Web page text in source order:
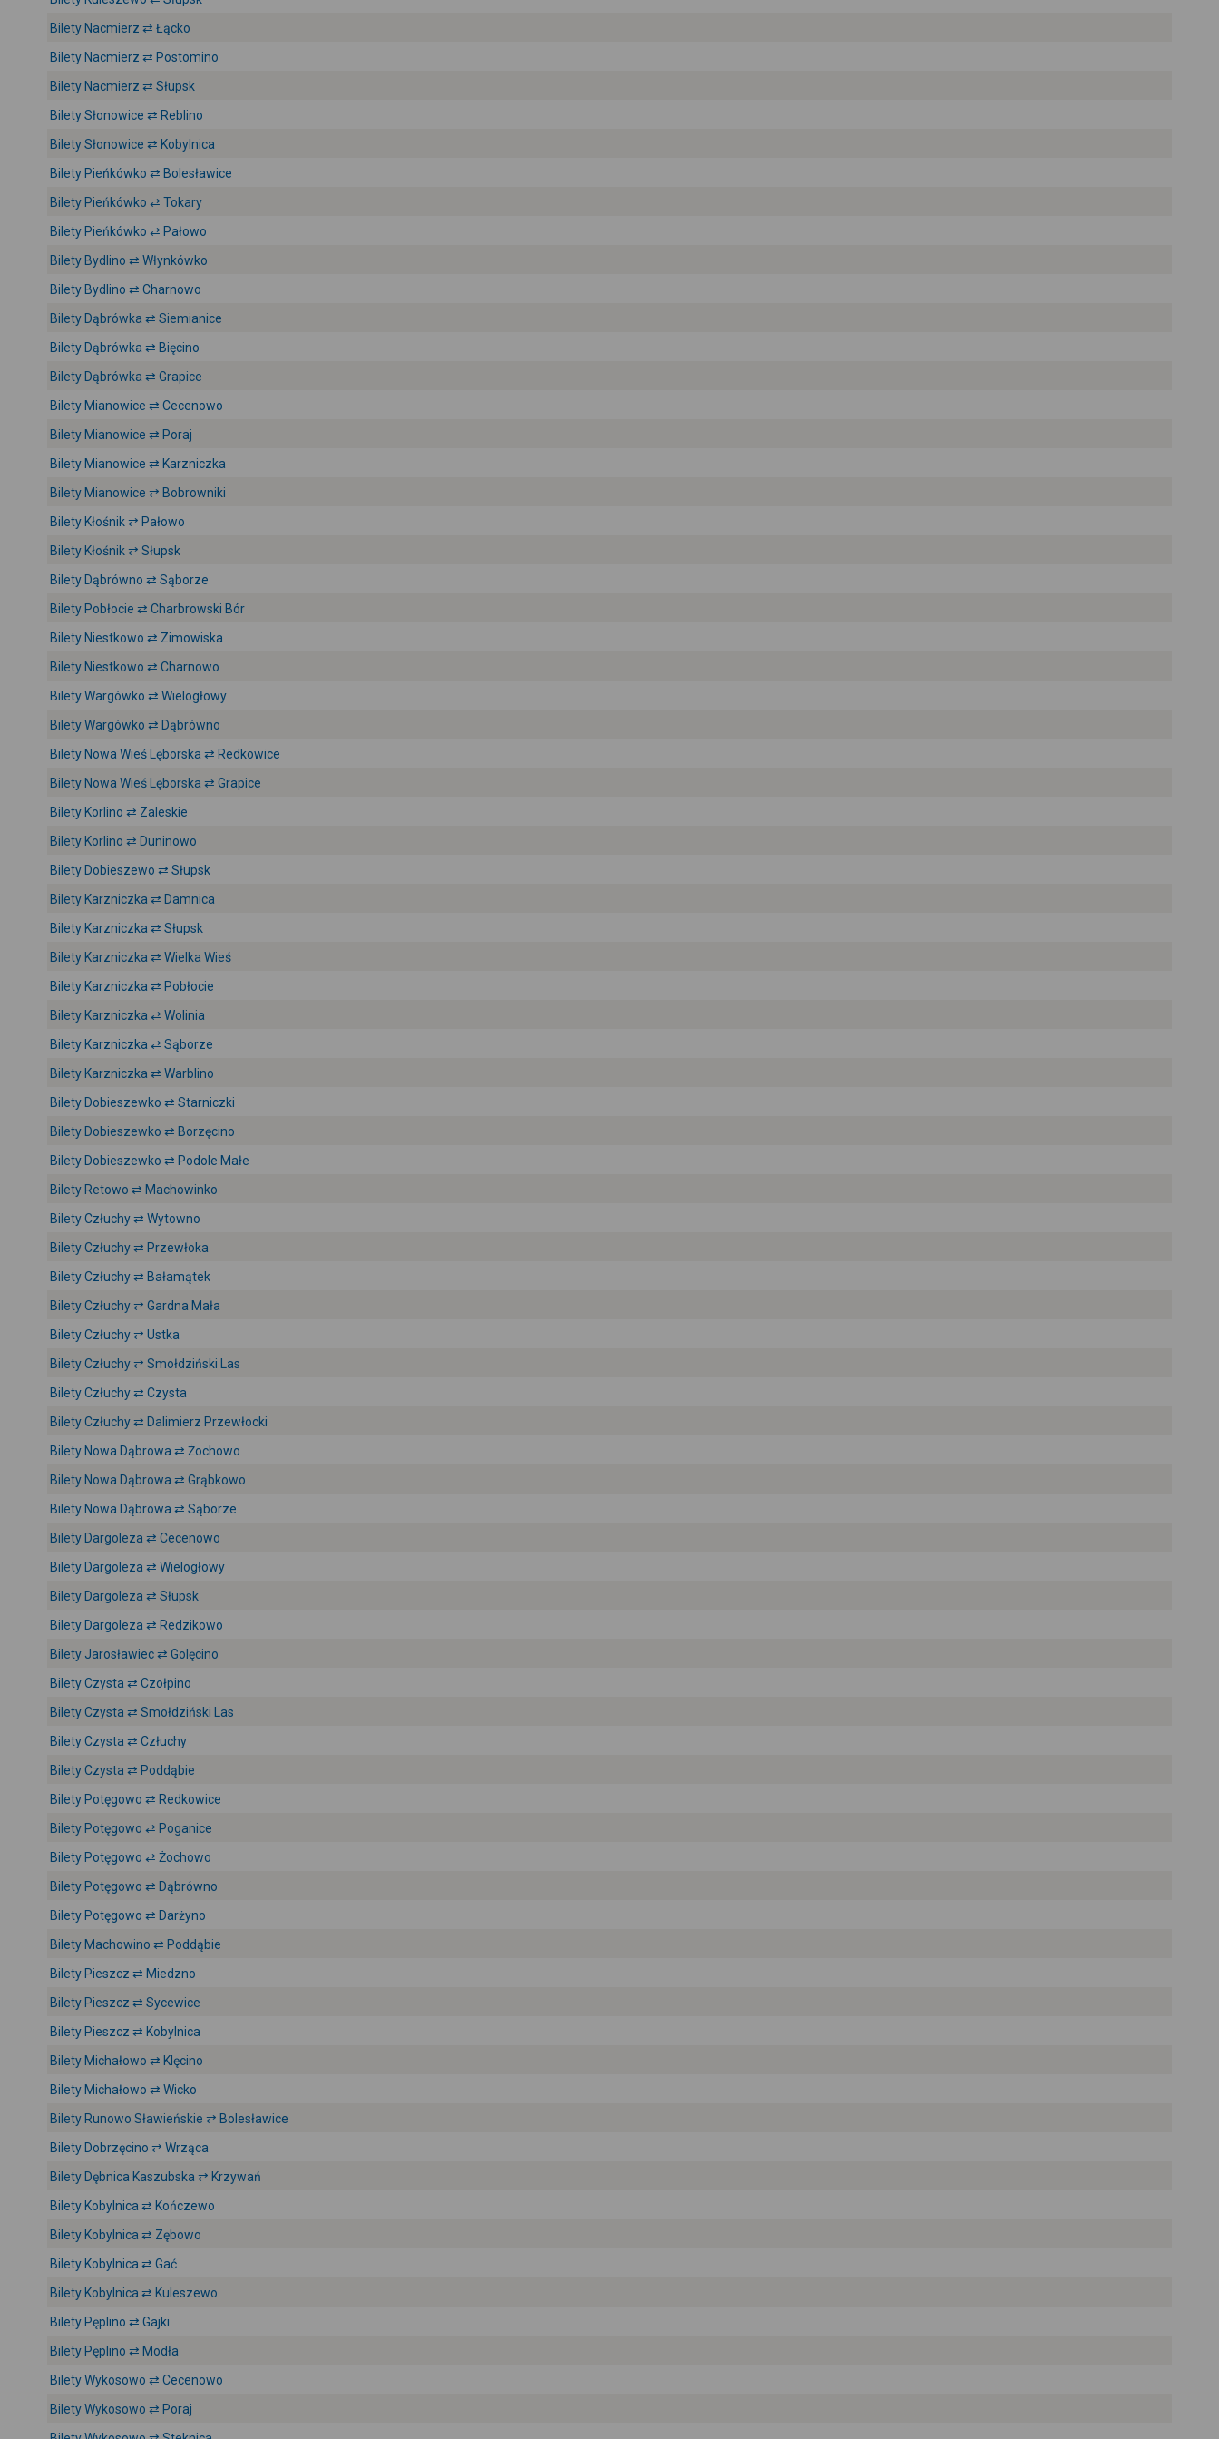
Bilety Nacmierz ⇄ Łącko
Bilety Nacmierz ⇄ Postomino
Bilety Nacmierz ⇄ Słupsk
Bilety Słonowice ⇄ Reblino
Bilety Słonowice ⇄ Kobylnica
Bilety Pieńkówko ⇄ Bolesławice
Bilety Pieńkówko ⇄ Tokary
Bilety Pieńkówko ⇄ Pałowo
Bilety Bydlino ⇄ Włynkówko
Bilety Bydlino ⇄ Charnowo
Bilety Dąbrówka ⇄ Siemianice
Bilety Dąbrówka ⇄ Bięcino
Bilety Dąbrówka ⇄ Grapice
Bilety Mianowice ⇄ Cecenowo
Bilety Mianowice ⇄ Poraj
Bilety Mianowice ⇄ Karzniczka
Bilety Mianowice ⇄ Bobrowniki
Bilety Kłośnik ⇄ Pałowo
Bilety Kłośnik ⇄ Słupsk
Bilety Dąbrówno ⇄ Sąborze
Bilety Pobłocie ⇄ Charbrowski Bór
Bilety Niestkowo ⇄ Zimowiska
Bilety Niestkowo ⇄ Charnowo
Bilety Wargówko ⇄ Wielogłowy
Bilety Wargówko ⇄ Dąbrówno
Bilety Nowa Wieś Lęborska ⇄ Redkowice
Bilety Nowa Wieś Lęborska ⇄ Grapice
Bilety Korlino ⇄ Zaleskie
Bilety Korlino ⇄ Duninowo
Bilety Dobieszewo ⇄ Słupsk
Bilety Karzniczka ⇄ Damnica
Bilety Karzniczka ⇄ Słupsk
Bilety Karzniczka ⇄ Wielka Wieś
Bilety Karzniczka ⇄ Pobłocie
Bilety Karzniczka ⇄ Wolinia
Bilety Karzniczka ⇄ Sąborze
Bilety Karzniczka ⇄ Warblino
Bilety Dobieszewko ⇄ Starniczki
Bilety Dobieszewko ⇄ Borzęcino
Bilety Dobieszewko ⇄ Podole Małe
Bilety Retowo ⇄ Machowinko
Bilety Człuchy ⇄ Wytowno
Bilety Człuchy ⇄ Przewłoka
Bilety Człuchy ⇄ Bałamątek
Bilety Człuchy ⇄ Gardna Mała
Bilety Człuchy ⇄ Ustka
Bilety Człuchy ⇄ Smołdziński Las
Bilety Człuchy ⇄ Czysta
Bilety Człuchy ⇄ Dalimierz Przewłocki
Bilety Nowa Dąbrowa ⇄ Żochowo
Bilety Nowa Dąbrowa ⇄ Grąbkowo
Bilety Nowa Dąbrowa ⇄ Sąborze
Bilety Dargoleza ⇄ Cecenowo
Bilety Dargoleza ⇄ Wielogłowy
Bilety Dargoleza ⇄ Słupsk
Bilety Dargoleza ⇄ Redzikowo
Bilety Jarosławiec ⇄ Golęcino
Bilety Czysta ⇄ Czołpino
Bilety Czysta ⇄ Smołdziński Las
Bilety Czysta ⇄ Człuchy
Bilety Czysta ⇄ Poddąbie
Bilety Potęgowo ⇄ Redkowice
Bilety Potęgowo ⇄ Poganice
Bilety Potęgowo ⇄ Żochowo
Bilety Potęgowo ⇄ Dąbrówno
Bilety Potęgowo ⇄ Darżyno
Bilety Machowino ⇄ Poddąbie
Bilety Pieszcz ⇄ Miedzno
Bilety Pieszcz ⇄ Sycewice
Bilety Pieszcz ⇄ Kobylnica
Bilety Michałowo ⇄ Klęcino
Bilety Michałowo ⇄ Wicko
Bilety Runowo Sławieńskie ⇄ Bolesławice
Bilety Dobrzęcino ⇄ Wrząca
Bilety Dębnica Kaszubska ⇄ Krzywań
Bilety Kobylnica ⇄ Kończewo
Bilety Kobylnica ⇄ Zębowo
Bilety Kobylnica ⇄ Gać
Bilety Kobylnica ⇄ Kuleszewo
Bilety Pęplino ⇄ Gajki
Bilety Pęplino ⇄ Modła
Bilety Wykosowo ⇄ Cecenowo
Bilety Wykosowo ⇄ Poraj